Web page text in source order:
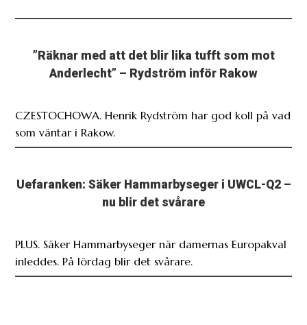
”Räknar med att det blir lika tufft som mot
Anderlecht” – Rydström inför Rakow
CZESTOCHOWA. Henrik Rydström har god koll på vad
som väntar i Rakow.
Uefaranken: Säker Hammarbyseger i UWCL-Q2 –
nu blir det svårare
PLUS. Säker Hammarbyseger när damernas Europakval
inleddes. På lördag blir det svårare.